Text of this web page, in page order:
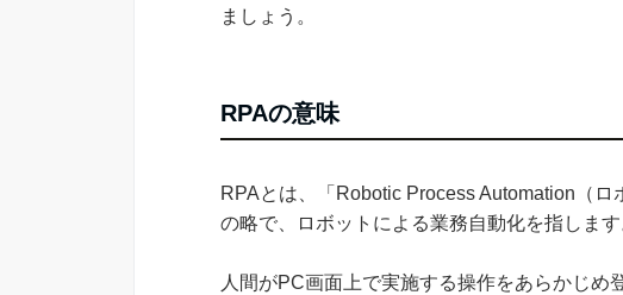
ましょう。
RPAの意味
RPAとは、「Robotic Process Automation（ロ
の略で、ロボットによる業務自動化を指します
人間がPC画面上で実施する操作をあらかじ